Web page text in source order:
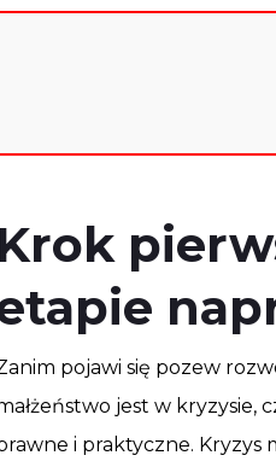
Krok
pojawi się pozew
jest w kryzysie,
i praktyczne. Kryzys